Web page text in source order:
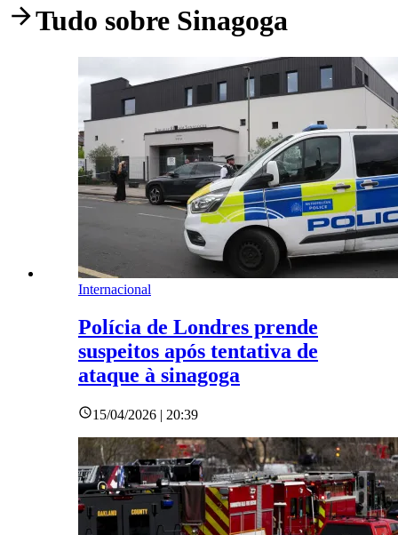
Tudo sobre Sinagoga
Internacional
Polícia de Londres prende
suspeitos após tentativa de
ataque à sinagoga
15/04/2026 | 20:39